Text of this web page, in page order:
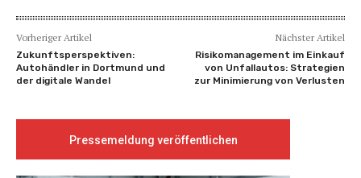
Vorheriger Artikel
Zukunftsperspektiven:
Autohändler in Dortmund und
der digitale Wandel
Nächster Artikel
Risikomanagement im Einkauf
von Unfallautos: Strategien
zur Minimierung von Verlusten
Pressemeldung veröffentlichen